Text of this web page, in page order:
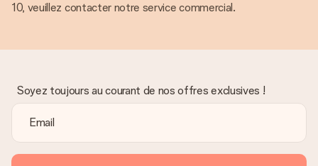
10, veuillez contacter notre service commercial.
Soyez toujours au courant de nos offres exclusives !